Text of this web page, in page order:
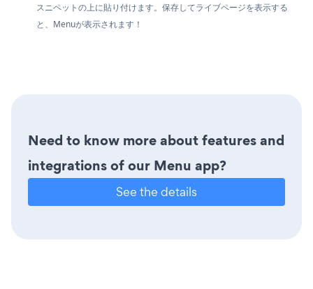
スニペットの上に貼り付けます。保存してライブページを表示する
と、Menuが表示されます！
Need to know more about features and
integrations of our Menu app?
See the details